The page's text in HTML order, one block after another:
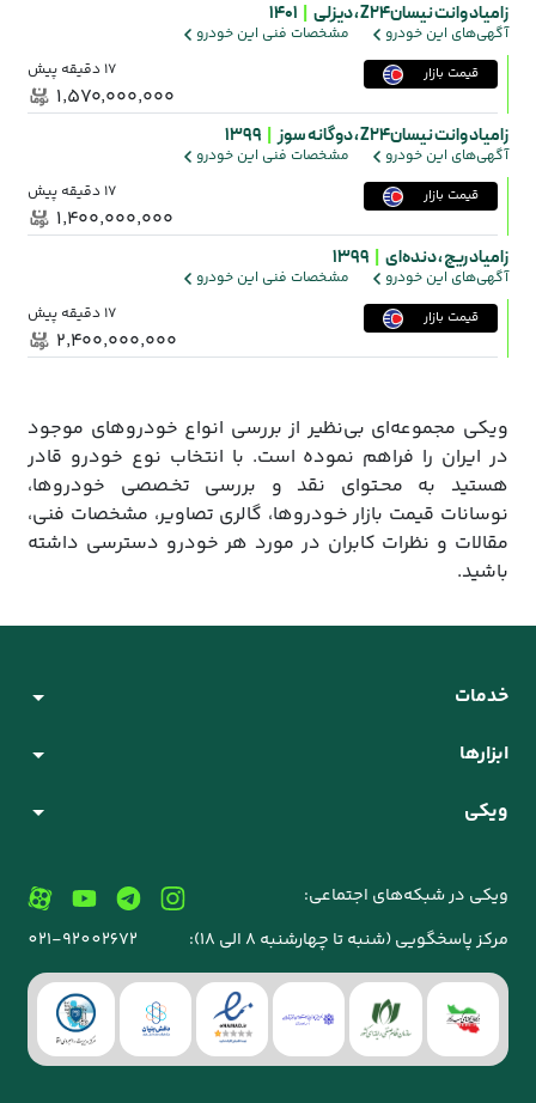
زامیاد وانت نیسانZ24 ، دیزلی 1401
آگهی‌های این خودرو مشخصات فنی این خودرو
قیمت بازار 17 دقیقه پیش
۱٬۵۷۰٬۰۰۰٬۰۰۰
زامیاد وانت نیسانZ24 ، دوگانه سوز 1399
آگهی‌های این خودرو مشخصات فنی این خودرو
قیمت بازار 17 دقیقه پیش
۱٬۴۰۰٬۰۰۰٬۰۰۰
زامیاد ریچ ،دنده‌ای 1399
آگهی‌های این خودرو مشخصات فنی این خودرو
قیمت بازار 17 دقیقه پیش
۲٬۴۰۰٬۰۰۰٬۰۰۰
ویکی مجموعه‌ای بی‌نظیر از بررسی انواع خودروهای موجود
در ایران را فراهم نموده است. با انتخاب نوع خودرو قادر
هستید به محـتوای نقد و بررسی تخـصصی خودروها،
نوسانات قیمت بازار خـودروها، گالری تصاویر، مشخصات فنی،
مقالات و نظرات کابران در مورد هر خودرو دسترسی داشته
باشید.
خدمات
ابزارها
ویکی
ویکی در شبکه‌های اجتماعی:
مرکز پاسخگویی (شنبه تا چهارشنبه 8 الی 18):
021-92002672